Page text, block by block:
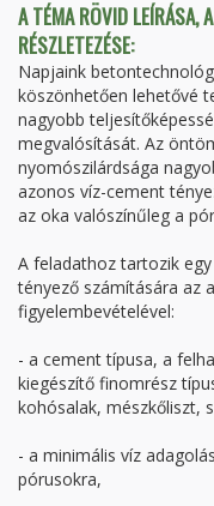
A TÉMA RÖVID LEÍRÁSA,
RÉSZLETEZÉSE:
Napjaink
köszönhetően lehetővé
nagyobb
megvalósítását. Az
nyomószilárdsága
azonos víz-cement
az oka valószínűleg a
A feladathoz tartozik
tényező számítására az
figyelembevételével:
- a cement típusa, a
kiegészítő finomrész
kohósalak, mészkőliszt,
- a minimális víz
pórusokra,